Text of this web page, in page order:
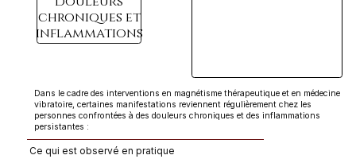
chroniques et
inflammations
Ce qui est observé en pratique
Dans le cadre des interventions en magnétisme thérapeutique et en médecine
vibratoire, certaines manifestations reviennent régulièrement chez les
personnes confrontées à des douleurs chroniques et des inflammations
persistantes :